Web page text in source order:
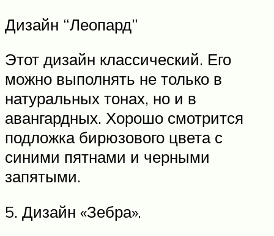
Дизайн “Леопард”
Этот дизайн классический. Его
можно выполнять не только в
натуральных тонах, но и в
авангардных. Хорошо смотрится
подложка бирюзового цвета с
синими пятнами и черными
запятыми.
5. Дизайн «Зебра».